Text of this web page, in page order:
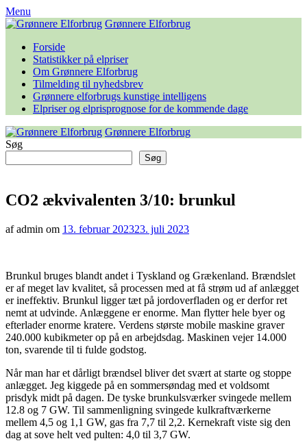
Skip
to
Menu
Grønnere Elforbrug
Forside
Statistikker på elpriser
Om Grønnere Elforbrug
Tilmelding til nyhedsbrev
Grønnere elforbrugs kunstige intelligens
Elpriser og elprisprognose for de kommende dage
Grønnere Elforbrug
Søg
Søg
CO2 ækvivalenten 3/10: brunkul
af admin om 13. februar 202323. juli 2023
Brunkul bruges blandt andet i Tyskland og Grækenland. Brændslet
er af meget lav kvalitet, så processen med at få strøm ud af anlægget
er ineffektiv. Brunkul ligger tæt på jordoverfladen og er derfor ret
nemt at udvinde. Anlæggene er enorme. Man flytter hele byer og
efterlader enorme kratere. Verdens største mobile maskine graver
240.000 kubikmeter op på en arbejdsdag. Maskinen vejer 14.000
ton, svarende til ti fulde godstog.
Når man har et dårligt brændsel bliver det svært at starte og stoppe
anlægget. Jeg kiggede på en sommersøndag med et voldsomt
prisdyk midt på dagen. De tyske brunkulsværker svingede mellem
12.8 og 7 GW. Til sammenligning svingede kulkraftværkerne
mellem 4,5 og 1,1 GW, gas fra 7,7 til 2,2. Kernekraft viste sig den
dag at sove helt ved pulten: 4,0 til 3,7 GW.